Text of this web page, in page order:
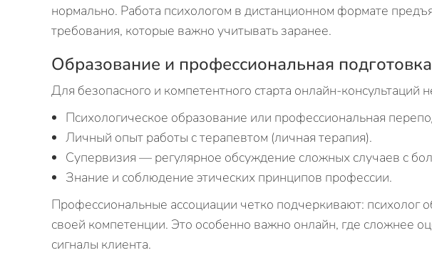
нормально. Работа психологом в дистанционном формате
требования, которые важно учитывать заранее.
Образование и профессиональная подготовка
Для безопасного и компетентного старта онлайн-консультаций
Психологическое образование или профессиональная
Личный опыт работы с терапевтом (личная терапия).
Супервизия — регулярное обсуждение сложных случаев с
Знание и соблюдение этических принципов профессии.
Профессиональные ассоциации четко подчеркивают: психолог
своей компетенции. Это особенно важно онлайн, где сложнее
сигналы клиента.